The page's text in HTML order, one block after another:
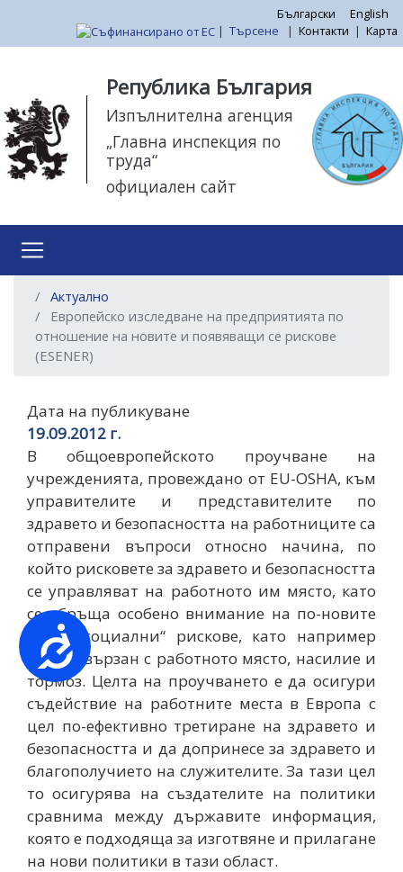
Достъпност
внимание:
Този
уебсайт
разполага
достъпност.
към
съдържание
Български
English
| Търсене | Контакти | Карта
Република България
Изпълнителна агенция
„Главна инспекция по
труда“
официален сайт
Актуално
Европейско изследване на предприятията по
отношение на новите и появяващи се рискове
(ESENER)
Дата на публикуване
19.09.2012 г.
В общоевропейското проучване на
учрежденията, провеждано от EU-OSHA, към
управителите и представителите по
здравето и безопасността на работниците са
отправени въпроси относно начина, по
който рисковете за здравето и безопасността
се управляват на работното им място, като
се обръща особено внимание на по-новите
„психо-социални“ рискове, като например
стрес, свързан с работното място, насилие и
тормоз. Целта на проучването е да осигури
съдействие на работните места в Европа с
цел по-ефективно третиране на здравето и
безопасността и да допринесе за здравето и
благополучието на служителите. За тази цел
то осигурява на създателите на политики
сравнима между държавите информация,
която е подходяща за изготвяне и прилагане
на нови политики в тази област.